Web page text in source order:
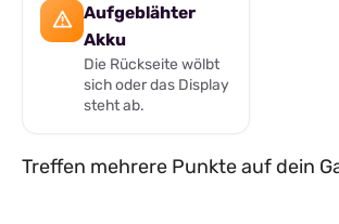
Aufgeblähter
Akku
Die Rückseite wölbt
sich oder das Display
steht ab.
Treffen mehrere Punkte auf dein